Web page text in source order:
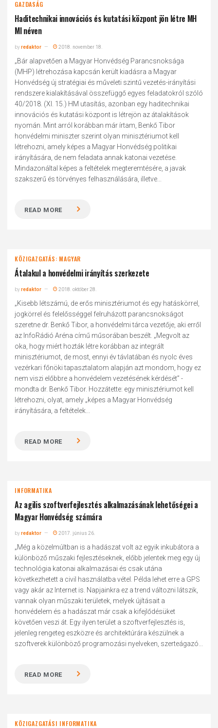
GAZDASÁG
Haditechnikai innovációs és kutatási központ jön létre MH
MI néven
byredaktor 2018. november 18.
„Bár alapvetően a Magyar Honvédség Parancsnoksága
(MHP) létrehozása kapcsán került kiadásra a Magyar
Honvédség új stratégiai és műveleti szintű vezetés-irányítási
rendszere kialakításával összefüggő egyes feladatokról szóló
40/2018. (XI. 15.) HM utasítás, azonban egy haditechnikai
innovációs és kutatási központ is létrejön az átalakítások
nyomán. Mint arról korábban már írtam, Benkő Tibor
honvédelmi miniszter szerint olyan minisztériumot kell
létrehozni, amely képes a Magyar Honvédség politikai
irányítására, de nem feladata annak katonai vezetése.
Mindazonáltal képes a feltételek megteremtésére, a javak
szakszerű és törvényes felhasználására, illetve...
READ MORE
KÖZIGAZGATÁS: MAGYAR
Átalakul a honvédelmi irányítás szerkezete
byredaktor 2018. október 28.
„Kisebb létszámú, de erős minisztériumot és egy hatáskörrel,
jogkörrel és felelősséggel felruházott parancsnokságot
szeretne dr. Benkő Tibor, a honvédelmi tárca vezetője, aki erről
az InfoRádió Aréna című műsorában beszélt. „Megvolt az
oka, hogy miért hozták létre korábban az integrált
minisztériumot, de most, ennyi év távlatában és nyolc éves
vezérkari főnöki tapasztalatom alapján azt mondom, hogy ez
nem viszi előbbre a honvédelem vezetésének kérdését” -
mondta dr. Benkő Tibor. Hozzátette: egy minisztériumot kell
létrehozni, olyat, amely „képes a Magyar Honvédség
irányítására, a feltételek...
READ MORE
INFORMATIKA
Az agilis szoftverfejlesztés alkalmazásának lehetőségei a
Magyar Honvédség számára
byredaktor 2017. június 26.
„Még a közelmúltban is a hadászat volt az egyik inkubátora a
különböző műszaki fejlesztéseknek, előbb jelentek meg egy új
technológia katonai alkalmazásai és csak utána
következhetett a civil használatba vétel. Példa lehet erre a GPS
vagy akár az Internet is. Napjainkra ez a trend változni látszik,
vannak olyan műszaki területek, melyek újításait a
honvédelem és a hadászat már csak a kifejlődésüket
követően veszi át. Egy ilyen terület a szoftverfejlesztés is,
jelenleg rengeteg eszközre és architektúrára készülnek a
szoftverek különböző programozási nyelveken, szerteágazó...
READ MORE
KÖZIGAZGATÁSI INFORMATIKA